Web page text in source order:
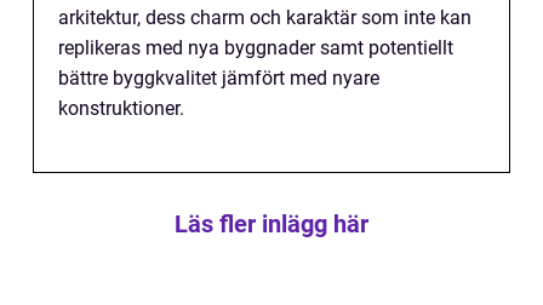
arkitektur, dess charm och karaktär som inte kan
replikeras med nya byggnader samt potentiellt
bättre byggkvalitet jämfört med nyare
konstruktioner.
Läs fler inlägg här